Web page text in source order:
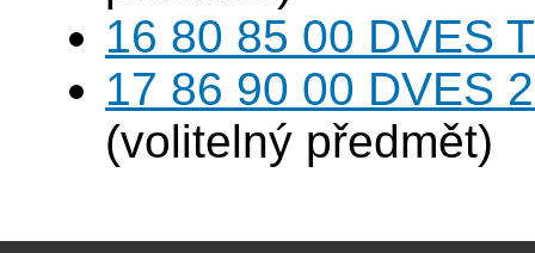
16 80 85 00 DVES
17 86 90 00 DVES
(volitelný předmět)